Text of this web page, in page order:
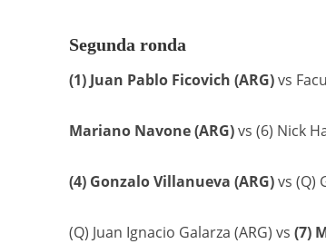
Segunda ronda
(1) Juan Pablo Ficovich (ARG)vs
Mariano Navone (ARG)vs (6) Nick
(4) Gonzalo Villanueva (ARG)vs (Q)
(Q) Juan Ignacio Galarza (ARG) vs (7)